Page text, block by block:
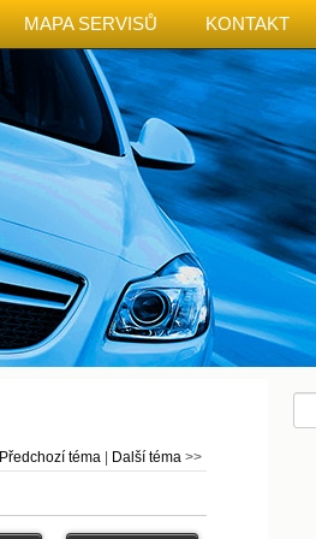
MAPA SERVISŮ KONTAKT
Předchozí téma| Další téma>>